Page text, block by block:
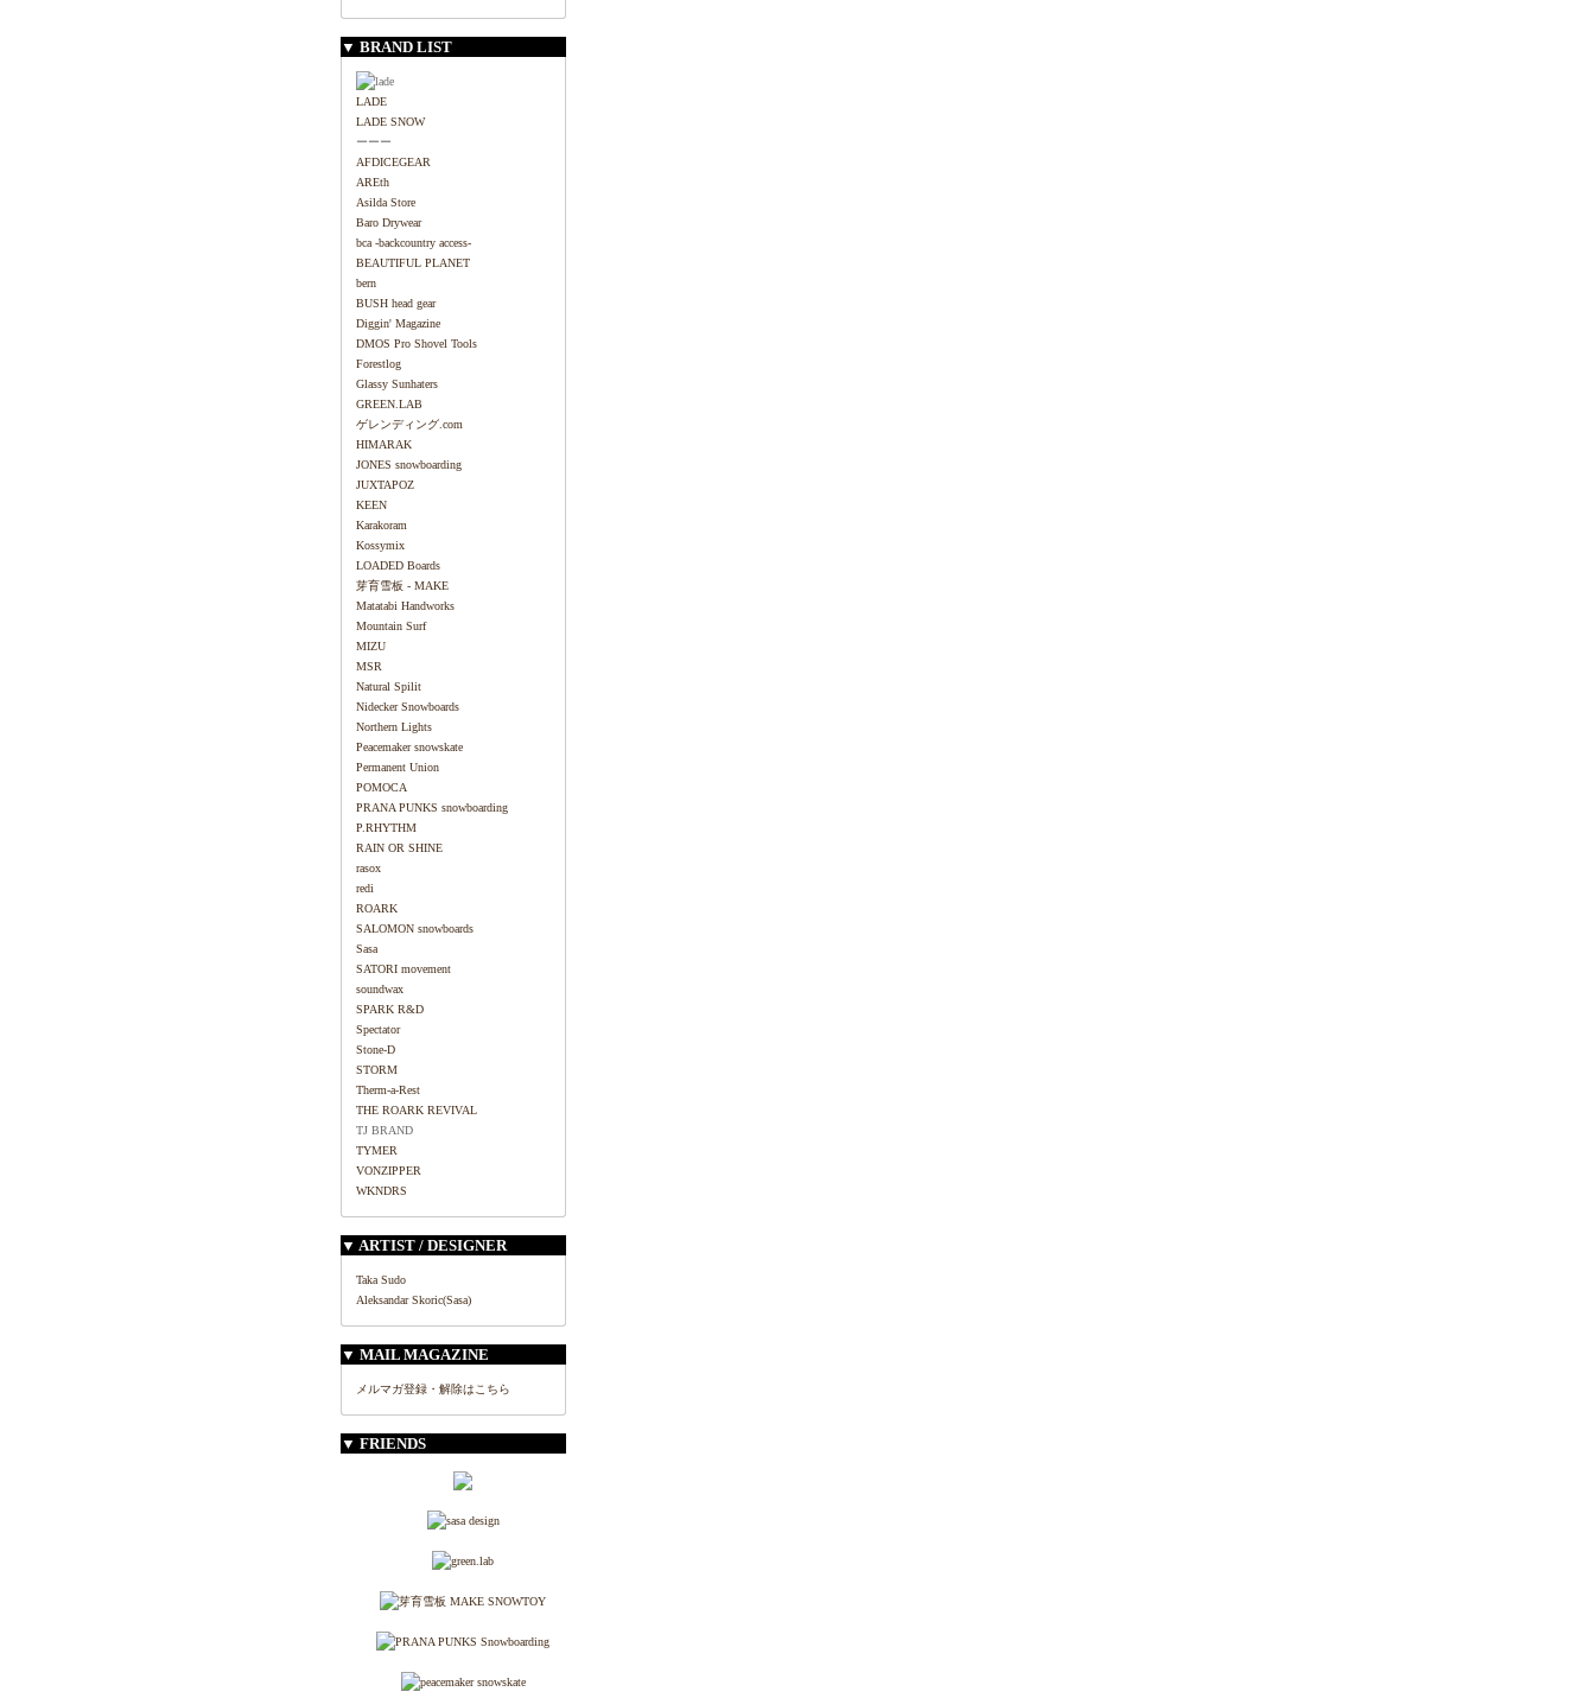
▼ BRAND LIST
LADE
LADE SNOW
ーーー
AFDICEGEAR
AREth
Asilda Store
Baro Drywear
bca -backcountry access-
BEAUTIFUL PLANET
bern
BUSH head gear
Diggin' Magazine
DMOS Pro Shovel Tools
Forestlog
Glassy Sunhaters
GREEN.LAB
ゲレンディング.com
HIMARAK
JONES snowboarding
JUXTAPOZ
KEEN
Karakoram
Kossymix
LOADED Boards
芽育雪板 - MAKE
Matatabi Handworks
Mountain Surf
MIZU
MSR
Natural Spilit
Nidecker Snowboards
Northern Lights
Peacemaker snowskate
Permanent Union
POMOCA
PRANA PUNKS snowboarding
P.RHYTHM
RAIN OR SHINE
rasox
redi
ROARK
SALOMON snowboards
Sasa
SATORI movement
soundwax
SPARK R&D
Spectator
Stone-D
STORM
Therm-a-Rest
THE ROARK REVIVAL
TJ BRAND
TYMER
VONZIPPER
WKNDRS
▼ ARTIST / DESIGNER
Taka Sudo
Aleksandar Skoric(Sasa)
▼ MAIL MAGAZINE
メルマガ登録・解除はこちら
▼ FRIENDS